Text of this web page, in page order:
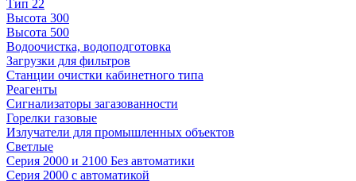
Тип 22
Высота 300
Высота 500
Водоочистка, водоподготовка
Загрузки для фильтров
Станции очистки кабинетного типа
Реагенты
Сигнализаторы загазованности
Горелки газовые
Излучатели для промышленных объектов
Светлые
Серия 2000 и 2100 Без автоматики
Серия 2000 с автоматикой